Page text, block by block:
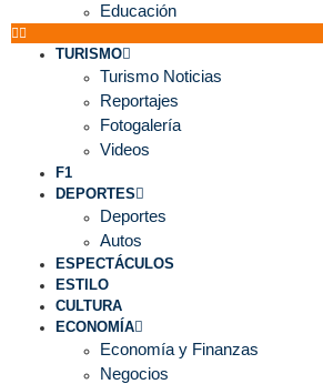
Educación
TURISMO
Turismo Noticias
Reportajes
Fotogalería
Videos
F1
DEPORTES
Deportes
Autos
ESPECTÁCULOS
ESTILO
CULTURA
ECONOMÍA
Economía y Finanzas
Negocios